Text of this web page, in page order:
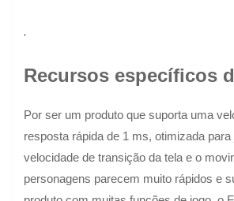
'
Recursos específicos
Por ser um produto que suporta uma
resposta rápida de 1 ms, otimizada para
velocidade de transição da tela e o
personagens parecem muito rápidos e